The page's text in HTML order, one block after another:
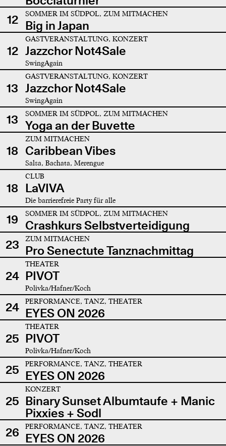
12
SOMMER IM SÜDPOL, ZUM MITMACHEN
Big in Japan
12
GASTVERANSTALTUNG, KONZERT
Jazzchor Not4Sale
SwingAgain
13
GASTVERANSTALTUNG, KONZERT
Jazzchor Not4Sale
SwingAgain
13 SOMMER IM SÜDPOL, ZUM MITMACHEN
Yoga an der Buvette
18
ZUM MITMACHEN
Caribbean Vibes
Salsa, Bachata, Merengue
18
CLUB
LaVIVA
Die barrierefreie Party für alle
19 SOMMER IM SÜDPOL, ZUM MITMACHEN
Crashkurs Selbstverteidigung
23
ZUM MITMACHEN
Pro Senectute Tanznachmittag
24
THEATER
PIVOT
Polivka/Hafner/Koch
24 PERFORMANCE, TANZ, THEATER
EYES ON 2026
25
THEATER
PIVOT
Polivka/Hafner/Koch
25 PERFORMANCE, TANZ, THEATER
EYES ON 2026
25
KONZERT
Binary Sunset Albumtaufe + Manic
Pixxies + Sodl
26
PERFORMANCE, TANZ, THEATER
EYES ON 2026